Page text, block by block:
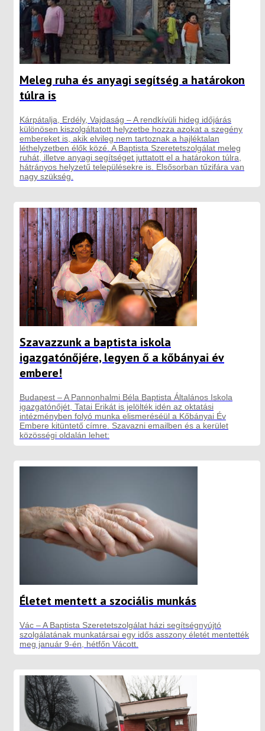
Meleg ruha és anyagi segítség a határokon
túlra is
Kárpátalja, Erdély, Vajdaság – A rendkívüli hideg időjárás
különösen kiszolgáltatott helyzetbe hozza azokat a szegény
embereket is, akik elvileg nem tartoznak a hajléktalan
léthelyzetben élők közé. A Baptista Szeretetszolgálat meleg
ruhát, illetve anyagi segítséget juttatott el a határokon túlra,
hátrányos helyzetű településekre is. Elsősorban tűzifára van
nagy szükség.
Szavazzunk a baptista iskola
igazgatónőjére, legyen ő a kőbányai év
embere!
Budapest – A Pannonhalmi Béla Baptista Általános Iskola
igazgatónőjét, Tatai Erikát is jelölték idén az oktatási
intézményben folyó munka elismeréséül a Kőbányai Év
Embere kitüntető címre. Szavazni emailben és a kerület
közösségi oldalán lehet:
Életet mentett a szociális munkás
Vác – A Baptista Szeretetszolgálat házi segítségnyújtó
szolgálatának munkatársai egy idős asszony életét mentették
meg január 9-én, hétfőn Vácott.